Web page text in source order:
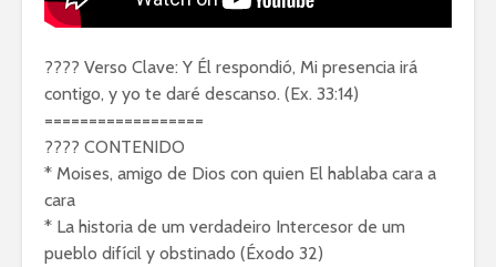
???? Verso Clave: Y Él respondió, Mi presencia irá
contigo, y yo te daré descanso. (Ex. 33:14)
==================
???? CONTENIDO
* Moises, amigo de Dios con quien El hablaba cara a
cara
* La historia de um verdadeiro Intercesor de um
pueblo difícil y obstinado (Éxodo 32)